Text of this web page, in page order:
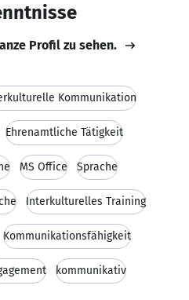
Profil zu sehen.
Kommunikation
Ehrenamtliche Tätigkeit
MS Office Sprache
Interkulturelles Training
Kommunikationsfähigkeit
kommunikativ